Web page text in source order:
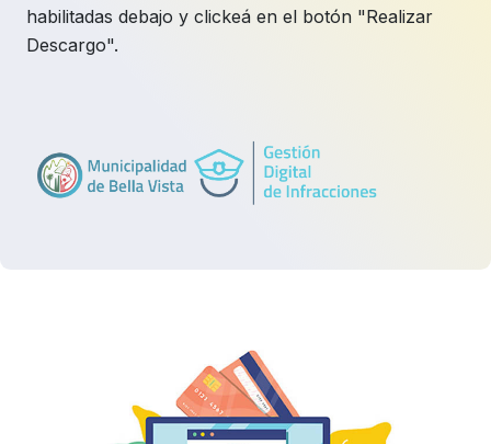
habilitadas debajo y clickeá en el botón "Realizar
Descargo".